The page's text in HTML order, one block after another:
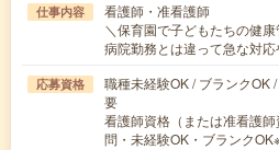
仕事内容
看護師・准看護師
＼保育園で子どもたちの健
病院勤務とは違って急な対
応募資格
職種未経験OK / ブランクOK
要
看護師資格（または准看護
問・未経験OK・ブランク